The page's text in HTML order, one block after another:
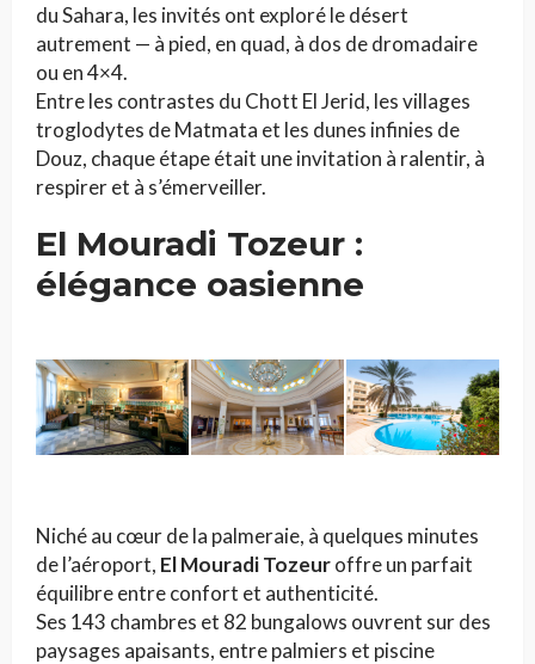
du Sahara, les invités ont exploré le désert
autrement — à pied, en quad, à dos de dromadaire
ou en 4×4.
Entre les contrastes du Chott El Jerid, les villages
troglodytes de Matmata et les dunes infinies de
Douz, chaque étape était une invitation à ralentir, à
respirer et à s’émerveiller.
El Mouradi Tozeur :
élégance oasienne
Niché au cœur de la palmeraie, à quelques minutes
de l’aéroport, El Mouradi Tozeuroffre un parfait
équilibre entre confort et authenticité.
Ses 143 chambres et 82 bungalows ouvrent sur des
paysages apaisants, entre palmiers et piscine